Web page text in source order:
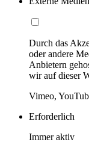
Durch das
oder andere
Anbietern
wir auf dieser
Vimeo,
Erforderlich
Immer aktiv